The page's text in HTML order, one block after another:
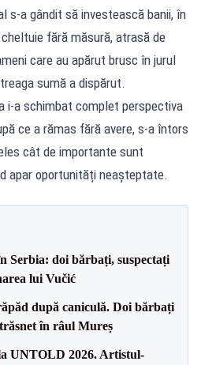
s-a gândit să investească banii, în
fără măsură, atrasă de
care au apărut brusc în jurul
sumă a dispărut.
i-a schimbat complet perspectiva
ce a rămas fără avere, s-a întors
cât de importante sunt
apar oportunități neașteptate.
Serbia: doi bărbați, suspectați
lui Vučić
după caniculă. Doi bărbați
în râul Mureș
UNTOLD 2026. Artistul-